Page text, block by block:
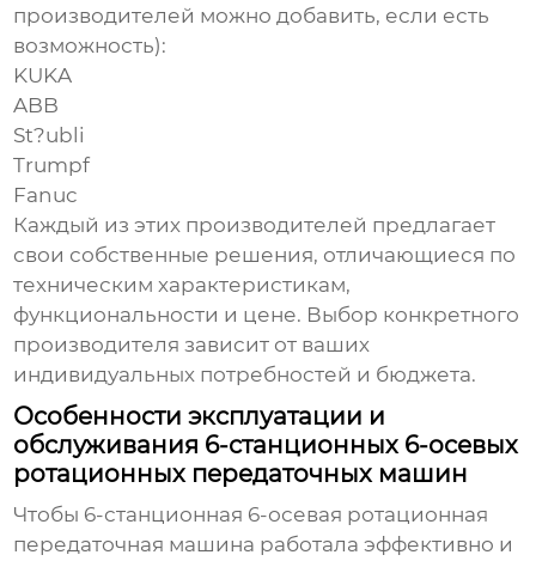
производителей можно добавить, если есть
возможность):
KUKA
ABB
St?ubli
Trumpf
Fanuc
Каждый из этих производителей предлагает
свои собственные решения, отличающиеся по
техническим характеристикам,
функциональности и цене. Выбор конкретного
производителя зависит от ваших
индивидуальных потребностей и бюджета.
Особенности эксплуатации и
обслуживания 6-станционных 6-осевых
ротационных передаточных машин
Чтобы 6-станционная 6-осевая ротационная
передаточная машина работала эффективно и